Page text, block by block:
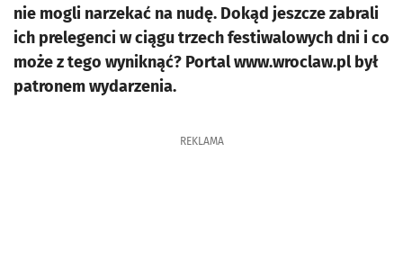
nie mogli narzekać na nudę. Dokąd jeszcze zabrali
ich prelegenci w ciągu trzech festiwalowych dni i co
może z tego wyniknąć? Portal www.wroclaw.pl był
patronem wydarzenia.
REKLAMA